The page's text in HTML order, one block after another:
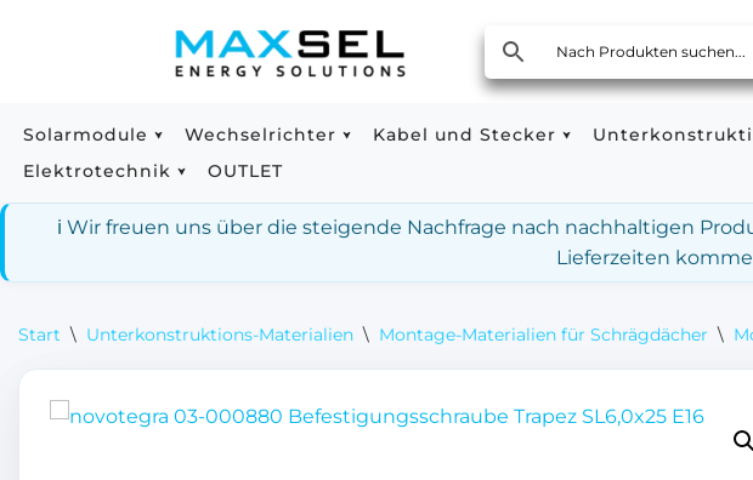
springen
Solarmodule Wechselrichter Kabel und Stecker
Elektrotechnik
OUTLET
ℹ️ Wir freuen uns über die steigende Nachfrage nach nachhaltigen
Lieferzeiten
Start \ Unterkonstruktions-Materialien \ Montage-Materialien für Schrägdächer \